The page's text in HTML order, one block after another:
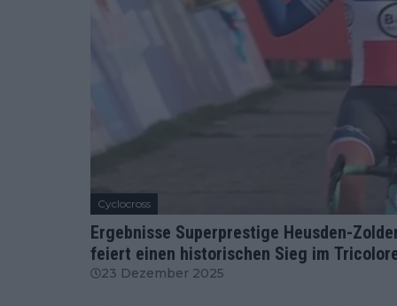
Cyclocross
Ergebnisse Superprestige Heusden-
feiert einen historischen Sieg im
23 Dezember 2025